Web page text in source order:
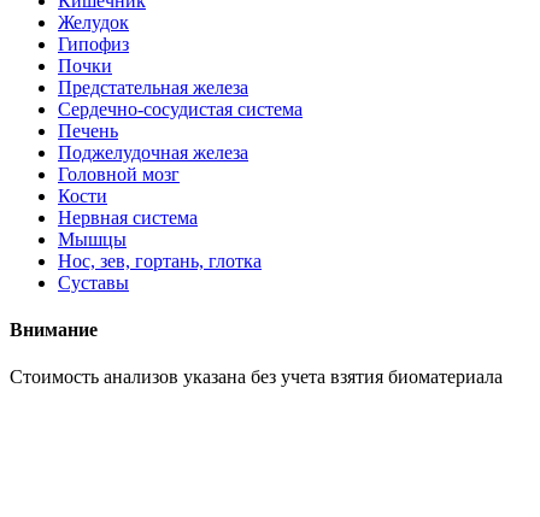
Желудок
Гипофиз
Почки
Предстательная железа
Сердечно-сосудистая система
Печень
Поджелудочная железа
Головной мозг
Кости
Нервная система
Мышцы
Нос, зев, гортань, глотка
Суставы
Внимание
Cтоимость анализов указана без учета взятия биоматериала